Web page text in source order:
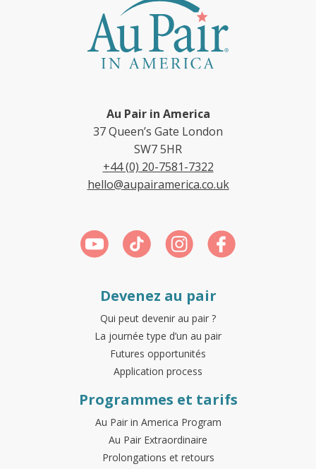
Au Pair in America
37 Queen’s Gate London
SW7 5HR
+44 (0) 20-7581-7322
hello@aupairamerica.co.uk
Devenez au pair
Qui peut devenir au pair ?
La journée type d’un au pair
Futures opportunités
Application process
Programmes et tarifs
Au Pair in America Program
Au Pair Extraordinaire
Prolongations et retours